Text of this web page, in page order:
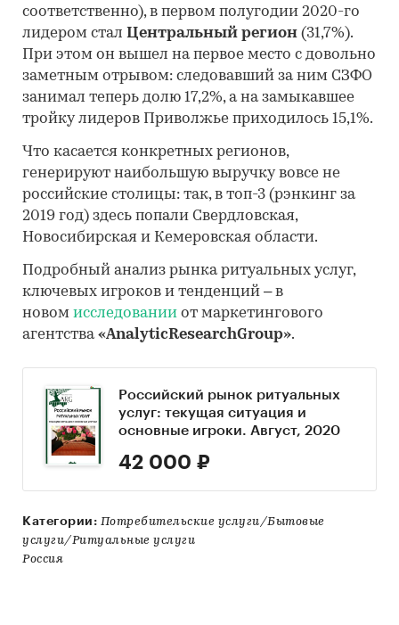
соответственно), в первом полугодии 2020-го
лидером стал Центральный регион (31,7%).
При этом он вышел на первое место с довольно
заметным отрывом: следовавший за ним СЗФО
занимал теперь долю 17,2%, а на замыкавшее
тройку лидеров Приволжье приходилось 15,1%.
Что касается конкретных регионов,
генерируют наибольшую выручку вовсе не
российские столицы: так, в топ-3 (рэнкинг за
2019 год) здесь попали Свердловская,
Новосибирская и Кемеровская области.
Подробный анализ рынка ритуальных услуг,
ключевых игроков и тенденций – в
новом исследовании от маркетингового
агентства«AnalyticResearchGroup».
Российский рынок ритуальных
услуг: текущая ситуация и
основные игроки. Август, 2020
42 000 ₽
Категории: Потребительские услуги/Бытовые
услуги/Ритуальные услуги
Россия